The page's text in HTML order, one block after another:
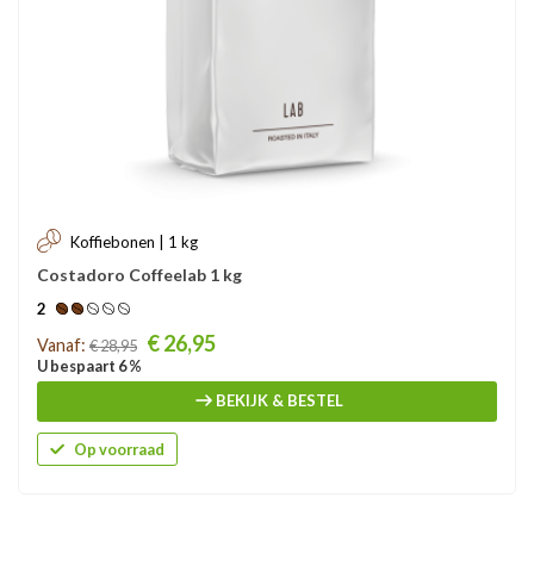
Koffiebonen | 1 kg
Costadoro Coffeelab 1 kg
2
Prijs
Vanaf: € 28,95 € 26,95
U bespaart 6 %
BEKIJK & BESTEL
Op voorraad